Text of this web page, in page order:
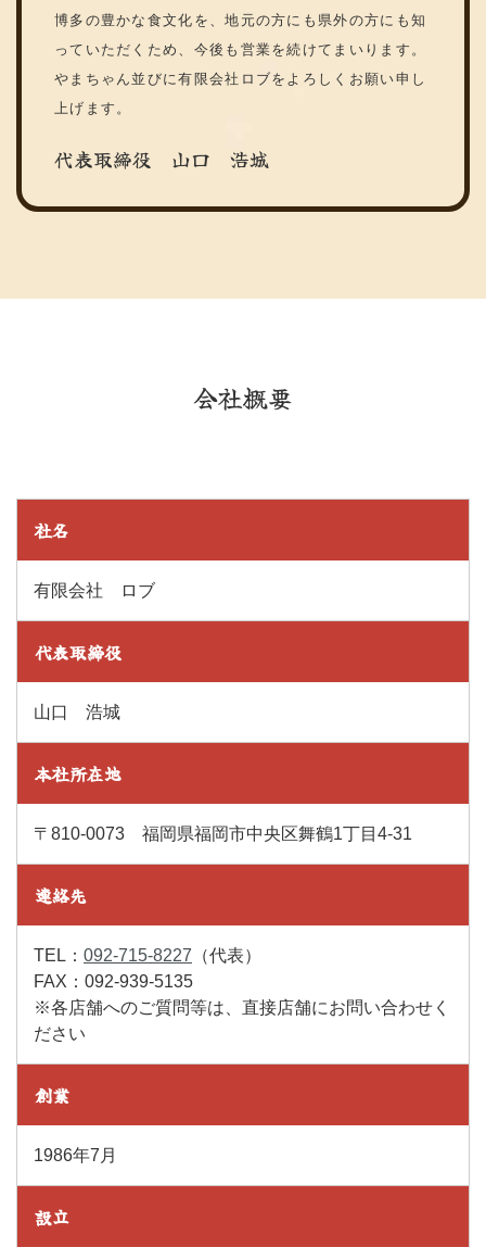
博多の豊かな食文化を、地元の方にも県外の方にも知
っていただくため、今後も営業を続けてまいります。
やまちゃん並びに有限会社ロブをよろしくお願い申し
上げます。
代表取締役 山口 浩城
会社概要
社名
有限会社 ロブ
代表取締役
山口 浩城
本社所在地
〒810-0073 福岡県福岡市中央区舞鶴1丁目4-31
連絡先
TEL：092-715-8227 （代表）
FAX：092-939-5135
※各店舗へのご質問等は、直接店舗にお問い合わせく
ださい
創業
1986年7月
設立